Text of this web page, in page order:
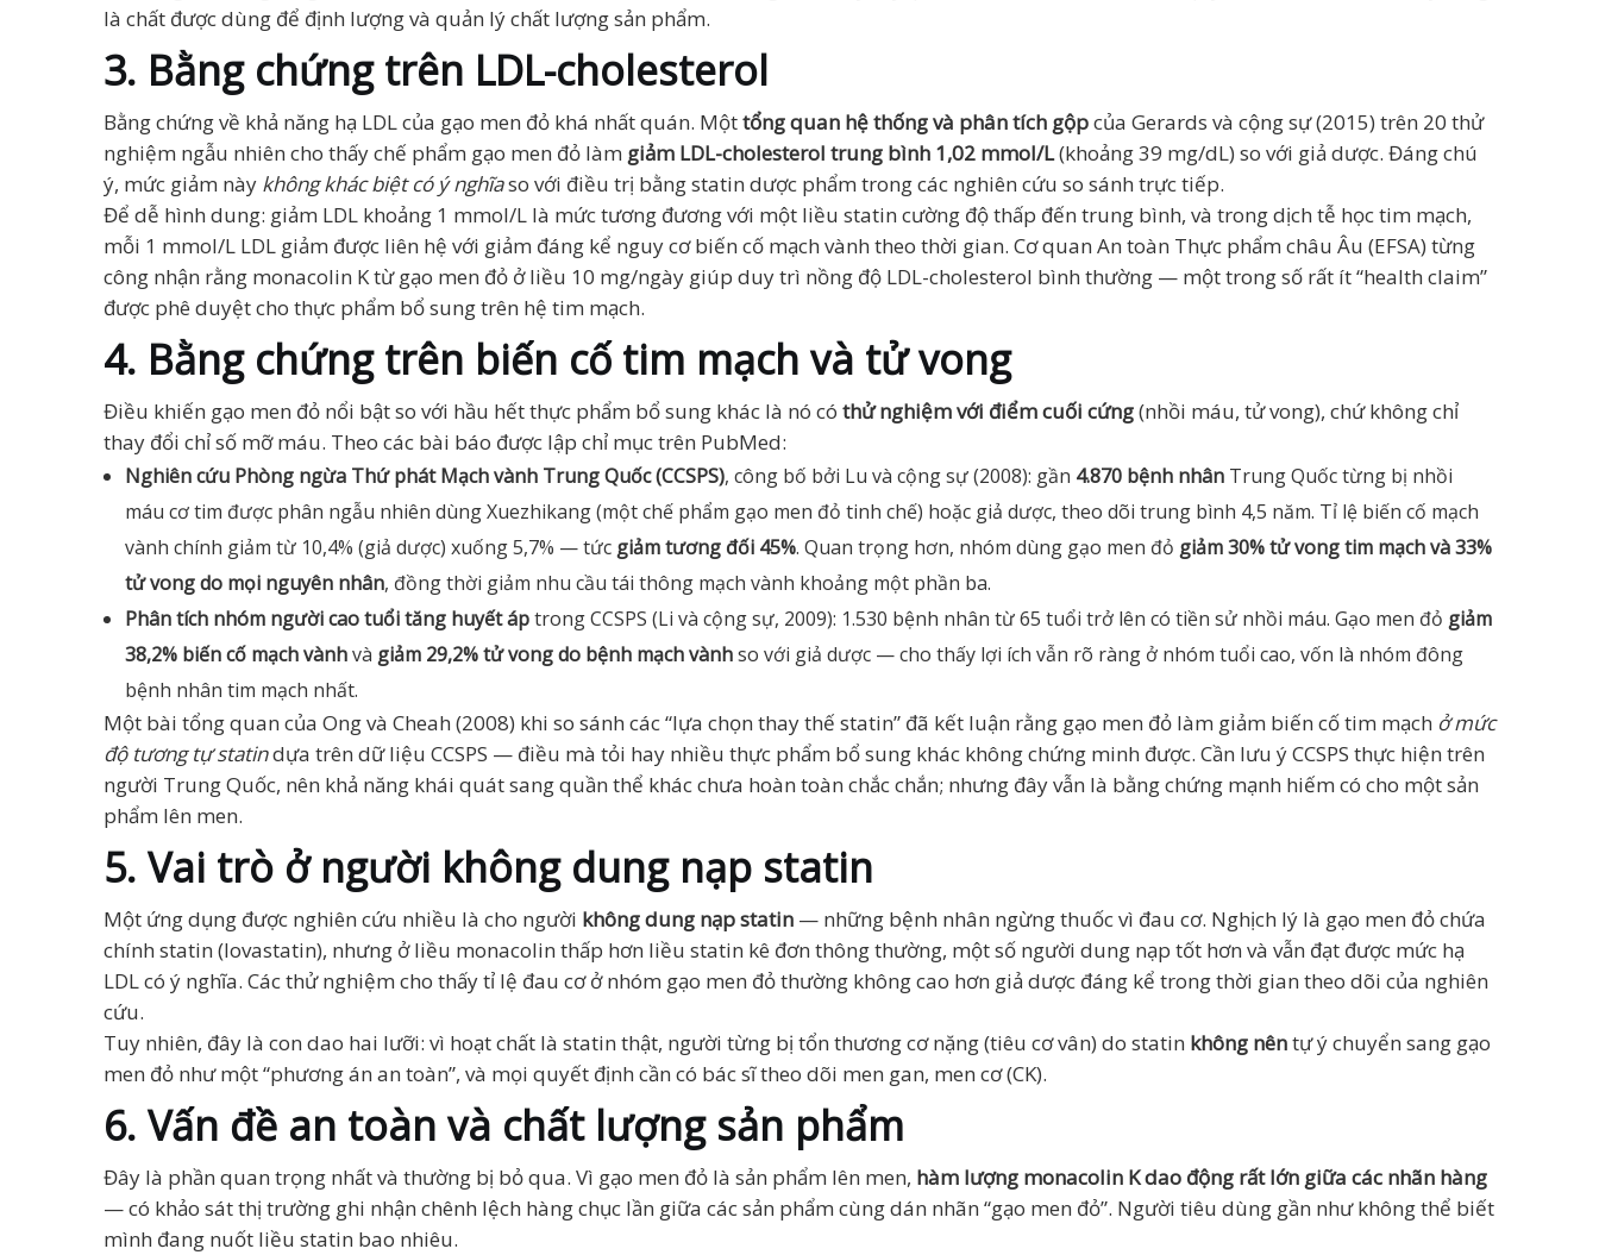
là chất được dùng để định lượng và quản lý chất lượng sản phẩm.
3. Bằng chứng trên LDL-cholesterol
Bằng chứng về khả năng hạ LDL của gạo men đỏ khá nhất quán. Mộttổng quan hệ thống và phân tích gộpcủa Gerards và cộng sự (2015) trên 20 thử
nghiệm ngẫu nhiên cho thấy chế phẩm gạo men đỏ làm giảm LDL-cholesterol trung bình 1,02 mmol/L(khoảng 39 mg/dL) so với giả dược. Đáng chú
ý, mức giảm này không khác biệt có ý nghĩaso với điều trị bằng statin dược phẩm trong các nghiên cứu so sánh trực tiếp.
Để dễ hình dung: giảm LDL khoảng 1 mmol/L là mức tương đương với một liều statin cường độ thấp đến trung bình, và trong dịch tễ học tim mạch,
mỗi 1 mmol/L LDL giảm được liên hệ với giảm đáng kể nguy cơ biến cố mạch vành theo thời gian. Cơ quan An toàn Thực phẩm châu Âu (EFSA) từng
công nhận rằng monacolin K từ gạo men đỏ ở liều 10 mg/ngày giúp duy trì nồng độ LDL-cholesterol bình thường — một trong số rất ít “health claim”
được phê duyệt cho thực phẩm bổ sung trên hệ tim mạch.
4. Bằng chứng trên biến cố tim mạch và tử vong
Điều khiến gạo men đỏ nổi bật so với hầu hết thực phẩm bổ sung khác là nó có thử nghiệm với điểm cuối cứng(nhồi máu, tử vong), chứ không chỉ
thay đổi chỉ số mỡ máu. Theo các bài báo được lập chỉ mục trên PubMed:
Nghiên cứu Phòng ngừa Thứ phát Mạch vành Trung Quốc (CCSPS), công bố bởi Lu và cộng sự (2008): gần 4.870 bệnh nhân Trung Quốc từng bị nhồi
máu cơ tim được phân ngẫu nhiên dùng Xuezhikang (một chế phẩm gạo men đỏ tinh chế) hoặc giả dược, theo dõi trung bình 4,5 năm. Tỉ lệ biến cố mạch
vành chính giảm từ 10,4% (giả dược) xuống 5,7% — tức giảm tương đối 45%. Quan trọng hơn, nhóm dùng gạo men đỏ giảm 30% tử vong tim mạch và 33%
tử vong do mọi nguyên nhân, đồng thời giảm nhu cầu tái thông mạch vành khoảng một phần ba.
Phân tích nhóm người cao tuổi tăng huyết áptrong CCSPS (Li và cộng sự, 2009): 1.530 bệnh nhân từ 65 tuổi trở lên có tiền sử nhồi máu. Gạo men đỏ giảm
38,2% biến cố mạch vànhvà giảm 29,2% tử vong do bệnh mạch vànhso với giả dược — cho thấy lợi ích vẫn rõ ràng ở nhóm tuổi cao, vốn là nhóm đông
bệnh nhân tim mạch nhất.
Một bài tổng quan của Ong và Cheah (2008) khi so sánh các “lựa chọn thay thế statin” đã kết luận rằng gạo men đỏ làm giảm biến cố tim mạch ở mức
độ tương tự statindựa trên dữ liệu CCSPS — điều mà tỏi hay nhiều thực phẩm bổ sung khác không chứng minh được. Cần lưu ý CCSPS thực hiện trên
người Trung Quốc, nên khả năng khái quát sang quần thể khác chưa hoàn toàn chắc chắn; nhưng đây vẫn là bằng chứng mạnh hiếm có cho một sản
phẩm lên men.
5. Vai trò ở người không dung nạp statin
Một ứng dụng được nghiên cứu nhiều là cho người không dung nạp statin — những bệnh nhân ngừng thuốc vì đau cơ. Nghịch lý là gạo men đỏ chứa
chính statin (lovastatin), nhưng ở liều monacolin thấp hơn liều statin kê đơn thông thường, một số người dung nạp tốt hơn và vẫn đạt được mức hạ
LDL có ý nghĩa. Các thử nghiệm cho thấy tỉ lệ đau cơ ở nhóm gạo men đỏ thường không cao hơn giả dược đáng kể trong thời gian theo dõi của nghiên
cứu.
Tuy nhiên, đây là con dao hai lưỡi: vì hoạt chất là statin thật, người từng bị tổn thương cơ nặng (tiêu cơ vân) do statin không nêntự ý chuyển sang gạo
men đỏ như một “phương án an toàn”, và mọi quyết định cần có bác sĩ theo dõi men gan, men cơ (CK).
6. Vấn đề an toàn và chất lượng sản phẩm
Đây là phần quan trọng nhất và thường bị bỏ qua. Vì gạo men đỏ là sản phẩm lên men, hàm lượng monacolin K dao động rất lớn giữa các nhãn hàng
— có khảo sát thị trường ghi nhận chênh lệch hàng chục lần giữa các sản phẩm cùng dán nhãn “gạo men đỏ”. Người tiêu dùng gần như không thể biết
mình đang nuốt liều statin bao nhiêu.